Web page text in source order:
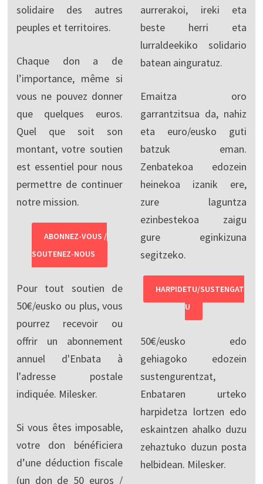
solidaire des autres
peuples et territoires.
Chaque don a de
l’importance, même si
vous ne pouvez donner
que quelques euros.
Quel que soit son
montant, votre soutien
est essentiel pour nous
permettre de continuer
notre mission.
ABONNEZ-VOUS /
SOUTENEZ-NOUS
Pour tout soutien de
50€/eusko ou plus, vous
pourrez recevoir ou
offrir un abonnement
annuel d'Enbata à
l'adresse postale
indiquée. Milesker.
Si vous êtes imposable,
votre don bénéficiera
d’une déduction fiscale
(un don de 50 euros /
aurrerakoi, ireki eta
beste herri eta
lurraldeekiko solidario
batean ainguratuz.
Emaitza oro
garrantzitsua da, nahiz
eta euro/eusko guti
batzuk eman.
Zenbatekoa edozein
heinekoa izanik ere,
zure laguntza
ezinbestekoa zaigu
gure eginkizuna
segitzeko.
HARPIDETU/SUSTENGAT
U
50€/eusko edo
gehiagoko edozein
sustengurentzat,
Enbataren urteko
harpidetza lortzen edo
eskaintzen ahalko duzu
zehaztuko duzun posta
helbidean. Milesker.